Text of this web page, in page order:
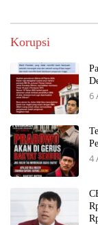
Korupsi
6
4